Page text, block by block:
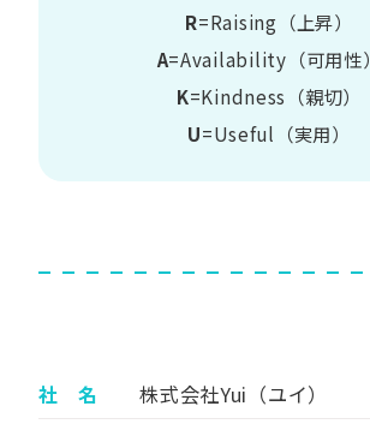
R=Raising（上昇）
A=Availability​（可用性）
K=Kindness​（親切）
U=Useful​（実用）​
社 名
株式会社Yui（ユイ）